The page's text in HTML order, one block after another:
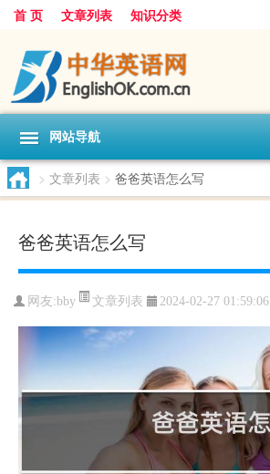
首 页 文章列表 知识分类
网站导航
> 文章列表 > 爸爸英语怎么写
爸爸英语怎么写
网友:bby 文章列表 2024-02-27 01:59:06